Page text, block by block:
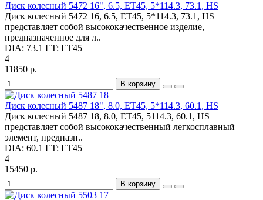
Диск колесный 5472 16", 6.5, ET45, 5*114.3, 73.1, HS
Диск колесный 5472 16, 6.5, ET45, 5*114.3, 73.1, HS
представляет собой высококачественное изделие,
предназначенное для л..
DIA: 73.1 ET: ET45
4
11850 р.
В корзину
Диск колесный 5487 18", 8.0, ET45, 5*114.3, 60.1, HS
Диск колесный 5487 18, 8.0, ET45, 5114.3, 60.1, HS
представляет собой высококачественный легкосплавный
элемент, предназн..
DIA: 60.1 ET: ET45
4
15450 р.
В корзину